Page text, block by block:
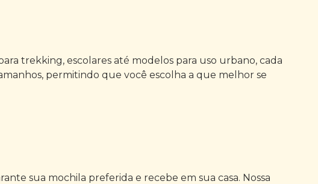
trekking, escolares até modelos para uso urbano, cada
permitindo que você escolha a que melhor se
sua mochila preferida e recebe em sua casa. Nossa